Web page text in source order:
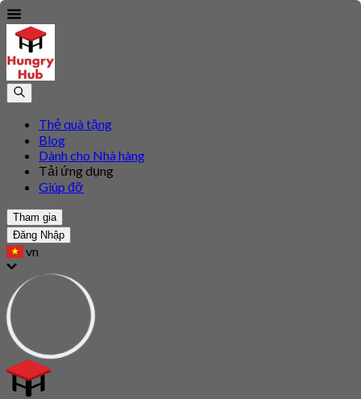
Thẻ quà tặng
Blog
Dành cho Nhà hàng
Tải ứng dụng
Giúp đỡ
Tham gia
Đăng Nhập
vn